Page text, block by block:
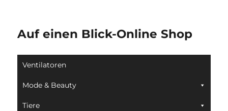
Auf einen Blick-Online Shop
Ventilatoren
Mode & Beauty
Tiere